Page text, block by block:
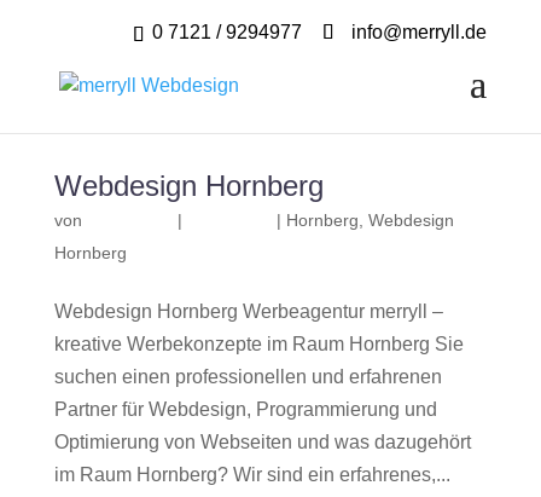
0 7121 / 9294977 info@merryll.de
Webdesign Hornberg
von | | Hornberg Webdesign
Hornberg
Webdesign Hornberg Werbeagentur merryll –
kreative Werbekonzepte im Raum Hornberg Sie
suchen einen professionellen und erfahrenen
Partner für Webdesign, Programmierung und
Optimierung von Webseiten und was dazugehört
im Raum Hornberg? Wir sind ein erfahrenes,...